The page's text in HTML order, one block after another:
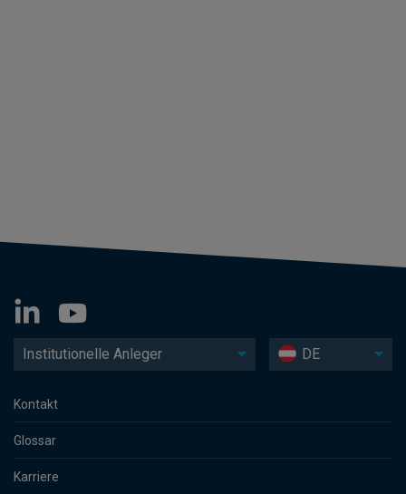
Institutionelle Anleger DE
Kontakt
Glossar
Karriere